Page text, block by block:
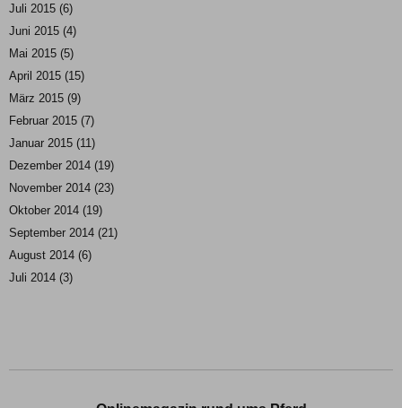
Juli 2015 (6)
Juni 2015 (4)
Mai 2015 (5)
April 2015 (15)
März 2015 (9)
Februar 2015 (7)
Januar 2015 (11)
Dezember 2014 (19)
November 2014 (23)
Oktober 2014 (19)
September 2014 (21)
August 2014 (6)
Juli 2014 (3)